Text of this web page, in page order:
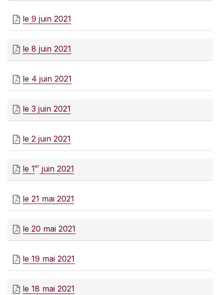
le 9 juin 2021
le 8 juin 2021
le 4 juin 2021
le 3 juin 2021
le 2 juin 2021
le 1er juin 2021
le 21 mai 2021
le 20 mai 2021
le 19 mai 2021
le 18 mai 2021